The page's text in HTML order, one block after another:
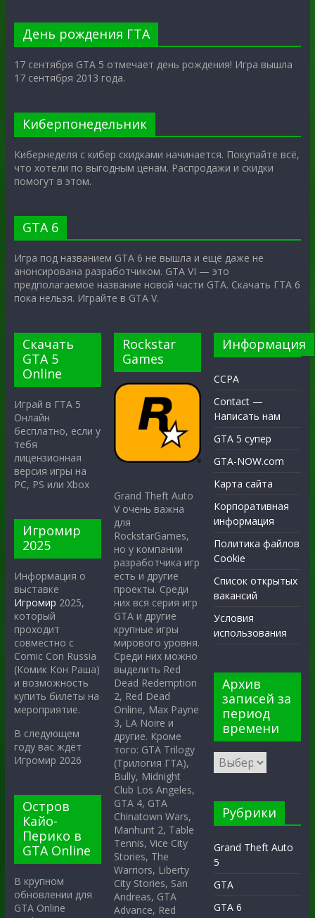
День рождения ГТА
17 сентября GTA 5 отмечает день рождения! Игра вышла
17 сентября 2013 года.
Киберпонедельник
Кибернеделя с кибер скидками начинается. Покупайте всё,
что хотели по выгодным ценам. Распродажи и скидки
помогут в этом.
GTA 6
Игра под названием GTA 6 не вышла и ещё даже не
анонсирована разработчиком. GTA VI — это
предполагаемое название новой части GTA. Скачать ГТА 6
пока нельзя. Играйте в GTA V.
Скачать
GTA 5
Online
Играй в ГТА 5
Онлайн
бесплатно, если у
тебя
лицензионная
версия игры на
PC, PS или Xbox
Игромир
2025
Информация о
выставке
Игромир 2025,
который
проходит
совместно с
Comic Con Russia
(Комик Кон Раша)
и возможность
купить билеты на
мероприятие.
В следующем
году вас ждёт
Игромир 2026
Остров
Кайо-
Перико в
GTA Online
В крупном
обновлении для
GTA Online
Rockstar
Games
Grand Theft Auto
V очень важна
для
RockstarGames,
но у компании
разработчика игр
есть и другие
проекты. Среди
них вся серия игр
GTA и другие
крупные игры
мирового уровня.
Среди них можно
выделить Red
Dead Redemption
2, Red Dead
Online, Max Payne
3, LA Noire и
другие. Кроме
того: GTA Trilogy
(Трилогия ГТА),
Bully, Midnight
Club Los Angeles,
GTA 4, GTA
Chinatown Wars,
Manhunt 2, Table
Tennis, Vice City
Stories, The
Warriors, Liberty
City Stories, San
Andreas, GTA
Advance, Red
Информация
CCPA
Contact —
Написать нам
GTA 5 супер
GTA-NOW.com
Карта сайта
Корпоративная
информация
Политика файлов
Cookie
Список открытых
вакансий
Условия
использования
Архив
записей за
период
времени
Рубрики
Grand Theft Auto
5
GTA
GTA 6